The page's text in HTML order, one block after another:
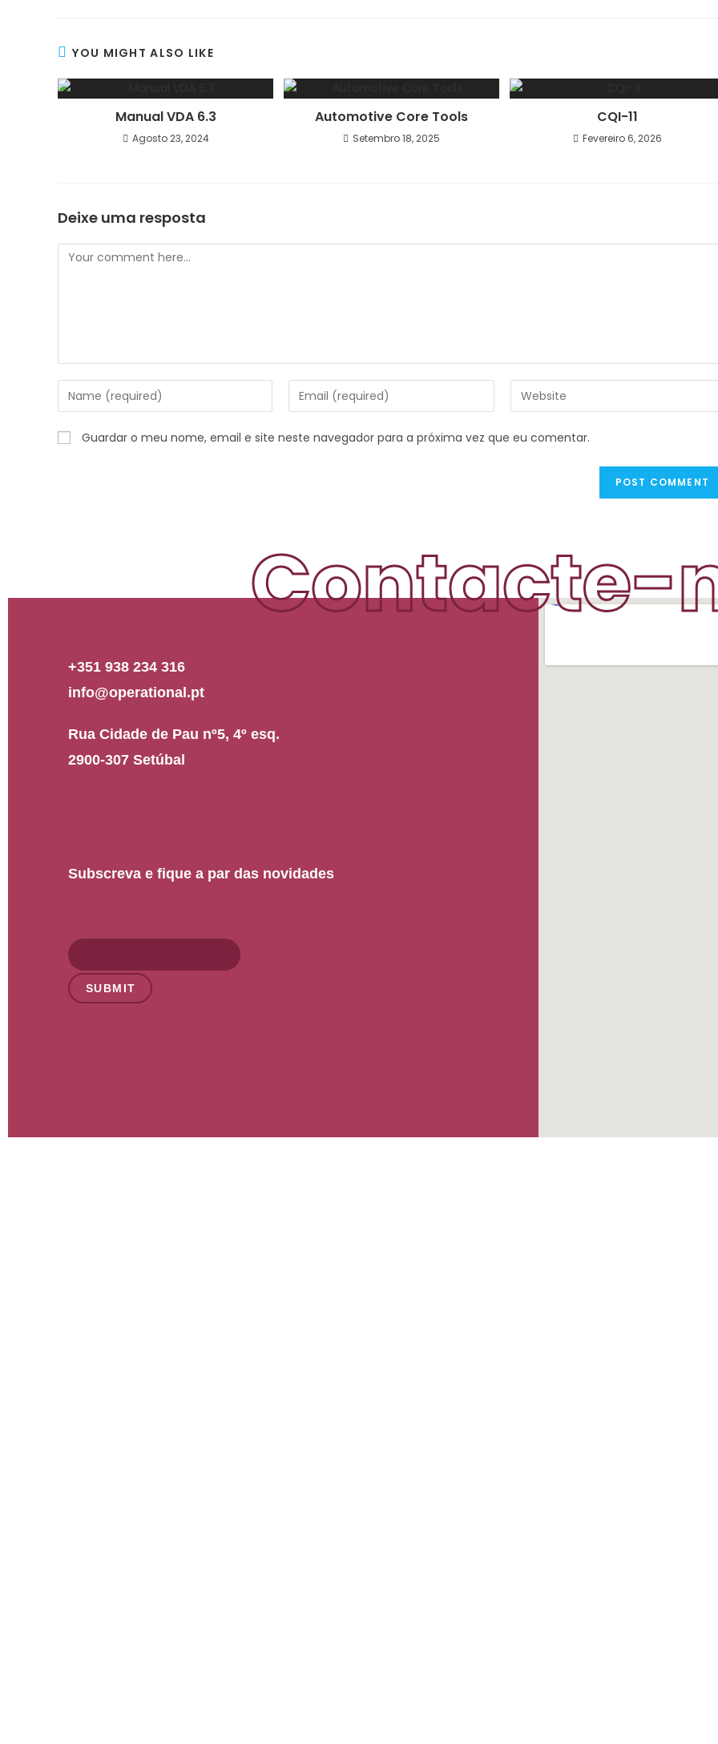
YOU MIGHT ALSO LIKE
Manual VDA 6.3
Agosto 23, 2024
Automotive Core Tools
Setembro 18, 2025
CQI-11
Fevereiro 6, 2026
Deixe uma resposta
Guardar o meu nome, email e site neste navegador para a próxima vez que eu comentar.
Contacte-
+351 938 234 316
info@operational.pt
Rua Cidade de Pau nº5, 4º esq.
2900-307 Setúbal
Subscreva e fique a par das novidades